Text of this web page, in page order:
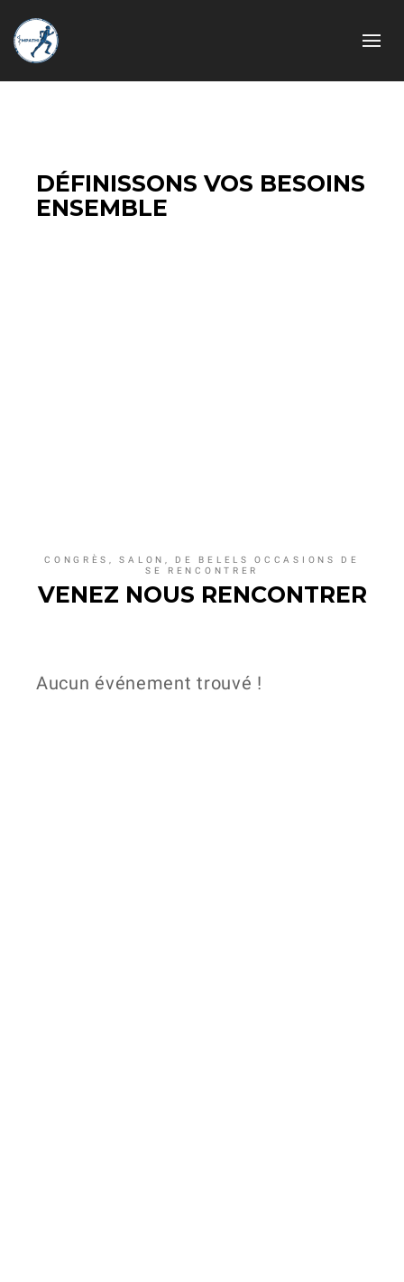
DÉFINISSONS VOS BESOINS
ENSEMBLE
CONGRÈS, SALON, DE BELELS OCCASIONS DE
SE RENCONTRER
VENEZ NOUS RENCONTRER
Aucun événement trouvé !